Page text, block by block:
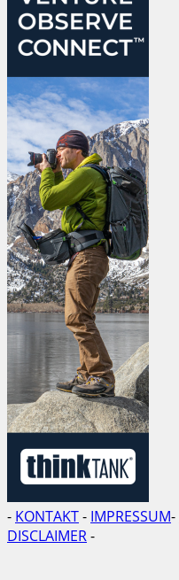
- KONTAKT- IMPRESSUM-
DISCLAIMER-